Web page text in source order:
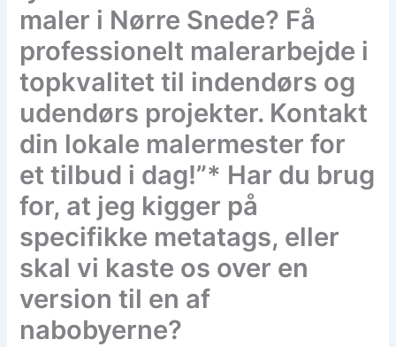
maler i Nørre Snede? Få
professionelt malerarbejde i
topkvalitet til indendørs og
udendørs projekter. Kontakt
din lokale malermester for
et tilbud i dag!”* Har du brug
for, at jeg kigger på
specifikke metatags, eller
skal vi kaste os over en
version til en af
nabobyerne?